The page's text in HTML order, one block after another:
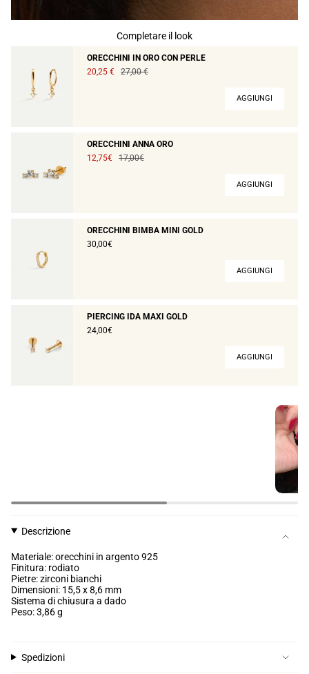
Completare il look
ORECCHINI IN ORO CON PERLE
20,25 €
27,00 €
AGGIUNGI
ORECCHINI ANNA ORO
12,75€
17,00€
AGGIUNGI
ORECCHINI BIMBA MINI GOLD
30,00€
AGGIUNGI
PIERCING IDA MAXI GOLD
24,00€
AGGIUNGI
Descrizione
Materiale: orecchini in argento 925
Finitura: rodiato
Pietre: zirconi bianchi
Dimensioni: 15,5 x 8,6 mm
Sistema di chiusura a dado
Peso: 3,86 g
Spedizioni